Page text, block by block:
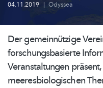
04.11.2019 | Odyssea
Dergemeinnützige
forschungsbasierte
Veranstaltungen
meeresbiologischen